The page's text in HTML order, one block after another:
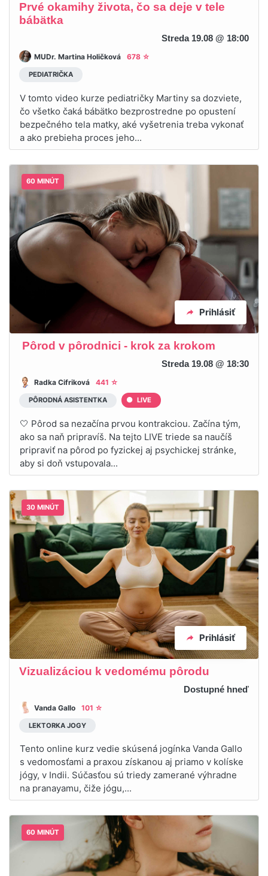
Prvé okamihy života, čo sa deje v tele
bábätka
Streda 19.08 @ 18:00
MUDr. Martina Holičková 678 ☆
PEDIATRIČKA
V tomto video kurze pediatričky Martiny sa dozviete,
čo všetko čaká bábätko bezprostredne po opustení
bezpečného tela matky, aké vyšetrenia treba vykonať
a ako prebieha proces jeho...
60 MINÚT
Prihlásiť
Pôrod v pôrodnici - krok za krokom
Streda 19.08 @ 18:30
Radka Cifriková 441 ☆
PÔRODNÁ ASISTENTKA LIVE
🤍 Pôrod sa nezačína prvou kontrakciou. Začína tým,
ako sa naň pripravíš. Na tejto LIVE triede sa naučíš
pripraviť na pôrod po fyzickej aj psychickej stránke,
aby si doň vstupovala...
30 MINÚT
Prihlásiť
Vizualizáciou k vedomému pôrodu
Dostupné hneď
Vanda Gallo 101 ☆
LEKTORKA JOGY
Tento online kurz vedie skúsená jogínka Vanda Gallo
s vedomosťami a praxou získanou aj priamo v kolíske
jógy, v Indii. Súčasťou sú triedy zamerané výhradne
na pranayamu, čiže jógu,...
60 MINÚT